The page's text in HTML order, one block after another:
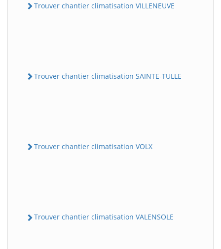
Trouver chantier climatisation VILLENEUVE
Trouver chantier climatisation SAINTE-TULLE
Trouver chantier climatisation VOLX
Trouver chantier climatisation VALENSOLE